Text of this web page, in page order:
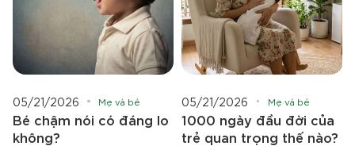
05/21/2026 Mẹ và bé
Bé chậm nói có đáng lo
không?
05/21/2026 Mẹ và bé
1000 ngày đầu đời của
trẻ quan trọng thế nào?